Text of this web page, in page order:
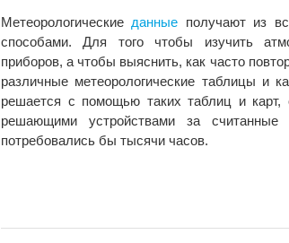
Метеорологические данные получают из
способами. Для того чтобы изучить
приборов, а чтобы выяснить, как часто
различные метеорологические таблицы и
решается с помощью таких таблиц и карт,
решающими устройствами за
потребовались бы тысячи часов.